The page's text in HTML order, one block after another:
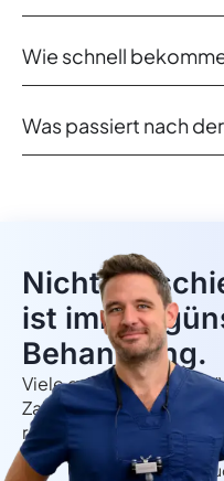
Wie schnell
Was passiert nach
Nicht
ist immer
Behandlung.
Viele größere Eingriffe
Zahnextraktion,
rechtzeitige Kontrolle
Umfassende